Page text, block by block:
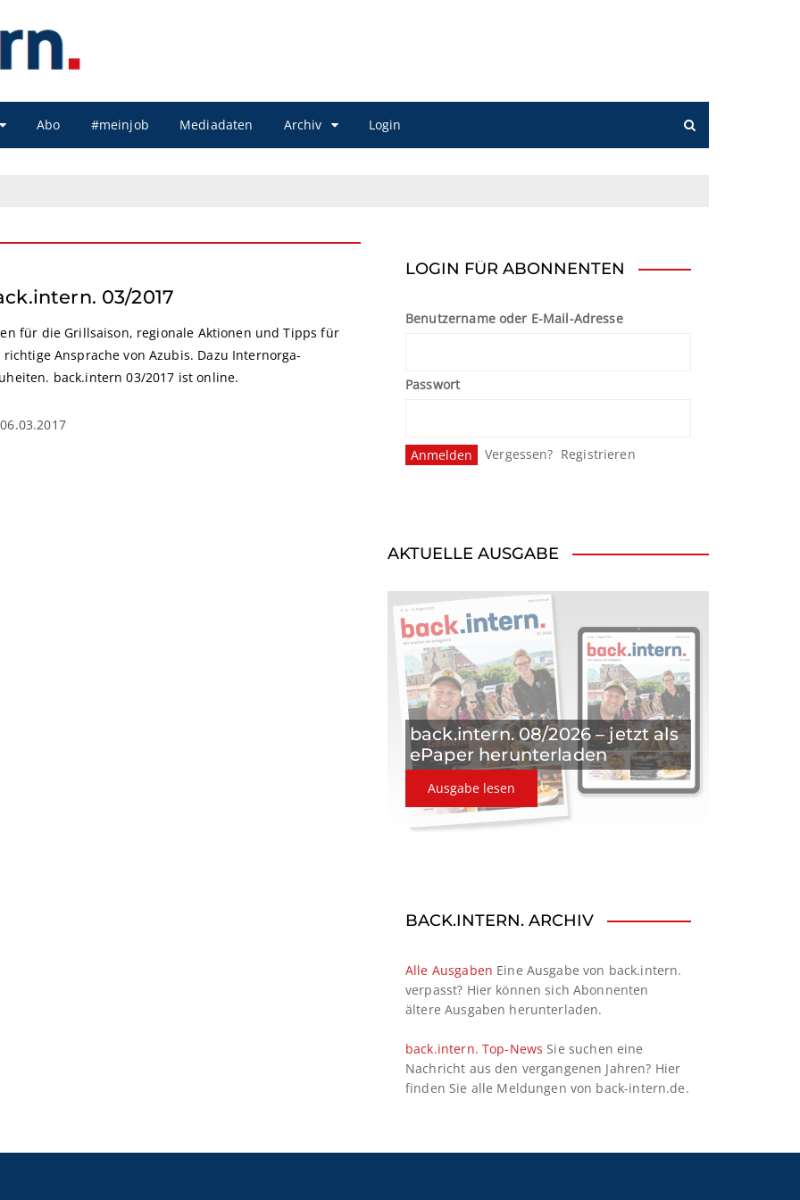
Abo #meinjob Mediadaten Archiv Login
03/2017
für die Grillsaison, regionale Aktionen und Tipps für
richtige Ansprache von Azubis. Dazu Internorga-
back.intern 03/2017 ist online.
06.03.2017
LOGIN FÜR ABONNENTEN
Benutzername oder E-Mail-Adresse
Passwort
Vergessen? Registrieren
AKTUELLE AUSGABE
back.intern. 08/2026 – jetzt als
ePaper herunterladen
Ausgabe lesen
BACK.INTERN. ARCHIV
Alle Ausgaben Eine Ausgabe von back.intern.
verpasst? Hier können sich Abonnenten
ältere Ausgaben herunterladen.
back.intern. Top-News Sie suchen eine
Nachricht aus den vergangenen Jahren? Hier
finden Sie alle Meldungen von back-intern.de.